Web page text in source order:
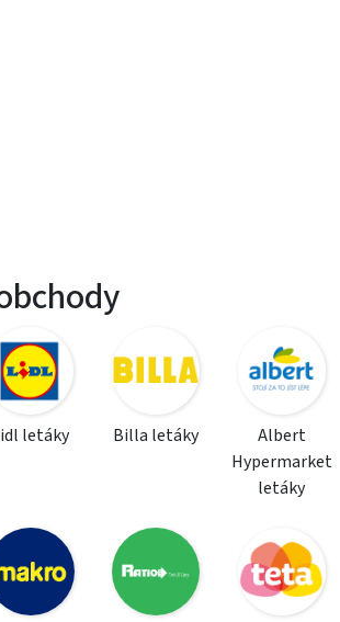
letáky Billa letáky
Albert
Hypermarket
letáky